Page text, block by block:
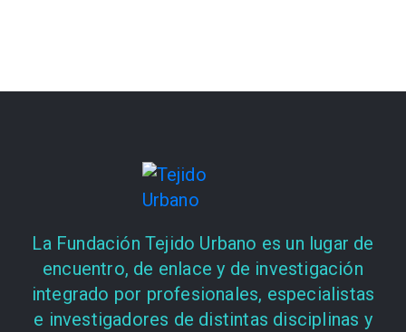
La Fundación Tejido Urbano es un lugar de
encuentro, de enlace y de investigación
integrado por profesionales, especialistas
e investigadores de distintas disciplinas y